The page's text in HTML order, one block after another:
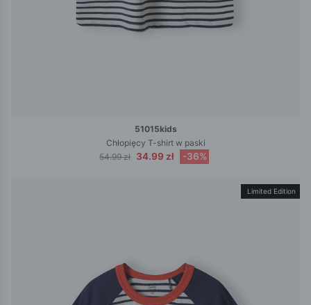
51015kids
Chłopięcy T-shirt w paski
54.99 zł 34.99 zł -36%
Limited Edition